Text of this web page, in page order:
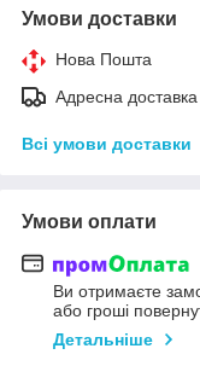
Умови доставки
Нова Пошта
Адресна доставка
Всі умови доставки
Умови оплати
Ви отримаєте
або гроші
Детальніше